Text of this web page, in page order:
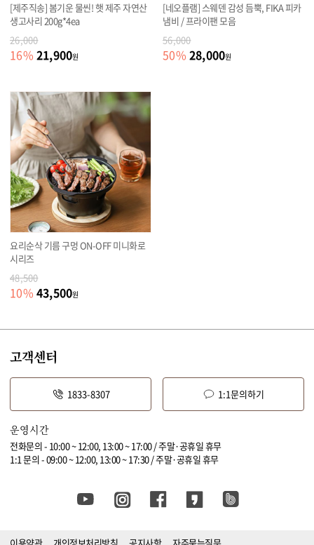
[제주직송] 봄기운 물씬! 햇 제주 자연산
생고사리 200g*4ea
26,000
16% 21,900원
[네오플램] 스웨덴 감성 듬뿍, FIKA 피카
냄비 / 프라이팬 모음
56,000
50% 28,000원
요리순삭 기름 구멍 ON-OFF 미니화로
시리즈
48,500
10% 43,500원
고객센터
1833-8307 1:1문의하기
운영시간
전화문의 - 10:00 ~ 12:00, 13:00 ~ 17:00 / 주말·공휴일 휴무
1:1 문의 - 09:00 ~ 12:00, 13:00 ~ 17:30 / 주말·공휴일 휴무